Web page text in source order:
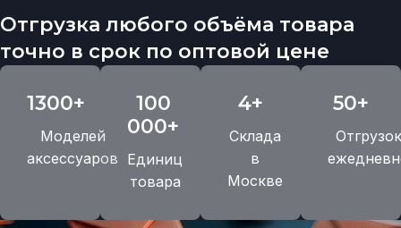
Отгрузка любого объёма товара
точно в срок по оптовой цене
1300+
Моделей
аксессуаров
100
000+
Единиц
товара
4+
Склада
в
Москве
50+
Отгрузок